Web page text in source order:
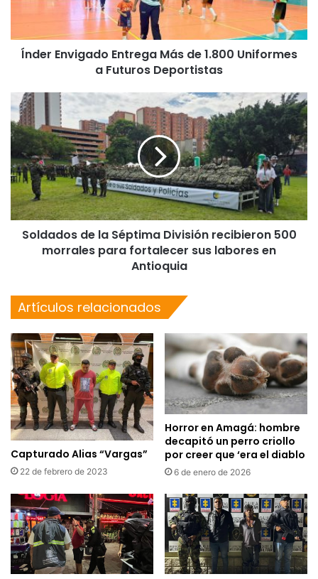
Índer Envigado Entrega Más de 1.800 Uniformes
a Futuros Deportistas
Soldados de la Séptima División recibieron 500
morrales para fortalecer sus labores en
Antioquia
Artículos relacionados
Capturado Alias “Vargas”
22 de febrero de 2023
Horror en Amagá: hombre
decapitó un perro criollo
por creer que ‘era el diablo
6 de enero de 2026